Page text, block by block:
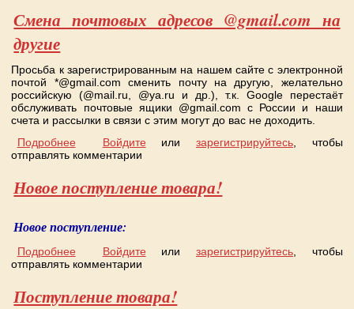
Смена почтовых адресов @gmail.com на
другие
Просьба к зарегистрированным на нашем сайте с электронной
почтой *@gmail.com сменить почту на другую, желательно
российскую (@mail.ru, @ya.ru и др.), т.к. Google перестаёт
обслуживать почтовые ящики @gmail.com с России и наши
счета и рассылки в связи с этим могут до вас не доходить.
Подробнее о Смена почтовых адресов @gmail.com на другие
Войдите или зарегистрируйтесь, чтобы
отправлять комментарии
Новое поступление товара!
Новое поступление:
Подробнее о Новое поступление товара!
Войдите или зарегистрируйтесь, чтобы
отправлять комментарии
Поступление товара!